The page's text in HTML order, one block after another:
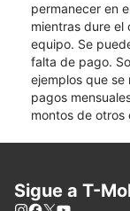
permanecer en
mientras dure
equipo. Se
falta de pago.
ejemplos que se
pagos
montos de otros